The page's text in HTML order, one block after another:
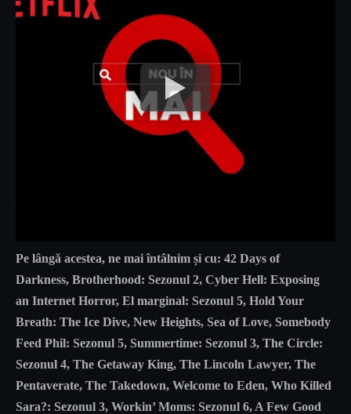
Pe lângă acestea, ne mai întâlnim și cu: 42 Days of
Darkness, Brotherhood: Sezonul 2, Cyber Hell: Exposing
an Internet Horror, El marginal: Sezonul 5, Hold Your
Breath: The Ice Dive, New Heights, Sea of Love, Somebody
Feed Phil: Sezonul 5, Summertime: Sezonul 3, The Circle:
Sezonul 4, The Getaway King, The Lincoln Lawyer, The
Pentaverate, The Takedown, Welcome to Eden, Who Killed
Sara?: Sezonul 3, Workin’ Moms: Sezonul 6, A Few Good